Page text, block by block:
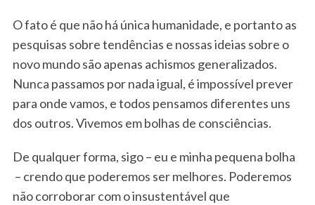
O fato é que não há única humanidade, e portanto as
pesquisas sobre tendências e nossas ideias sobre o
novo mundo são apenas achismos generalizados.
Nunca passamos por nada igual, é impossível prever
para onde vamos, e todos pensamos diferentes uns
dos outros. Vivemos em bolhas de consciências.
De qualquer forma, sigo – eu e minha pequena bolha
– crendo que poderemos ser melhores. Poderemos
não corroborar com o insustentável que